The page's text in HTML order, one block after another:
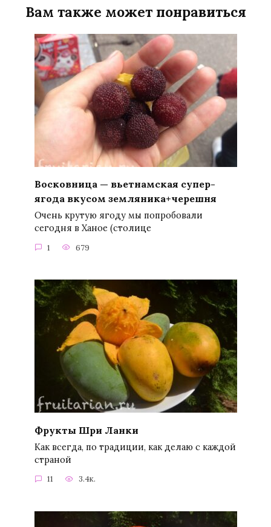
Вам также может понравиться
Восковница — вьетнамская супер-
ягода вкусом земляника+черешня
Очень крутую ягоду мы попробовали
сегодня в Ханое (столице
1 679
Фрукты Шри Ланки
Как всегда, по традиции, как делаю с каждой
страной
11 3.4к.